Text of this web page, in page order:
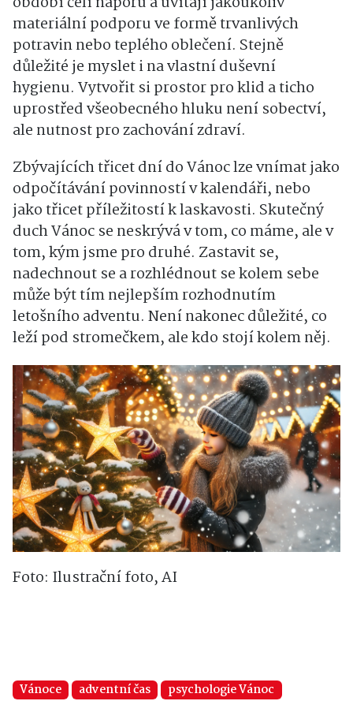
materiální podporu ve formě trvanlivých
potravin nebo teplého oblečení. Stejně
důležité je myslet i na vlastní duševní
hygienu. Vytvořit si prostor pro klid a ticho
uprostřed všeobecného hluku není sobectví,
ale nutnost pro zachování zdraví.
Zbývajících třicet dní do Vánoc lze vnímat jako
odpočítávání povinností v kalendáři, nebo
jako třicet příležitostí k laskavosti. Skutečný
duch Vánoc se neskrývá v tom, co máme, ale v
tom, kým jsme pro druhé. Zastavit se,
nadechnout se a rozhlédnout se kolem sebe
může být tím nejlepším rozhodnutím
letošního adventu. Není nakonec důležité, co
leží pod stromečkem, ale kdo stojí kolem něj.
Foto: Ilustrační foto, AI
Vánoce adventní čas
psychologie Vánoc